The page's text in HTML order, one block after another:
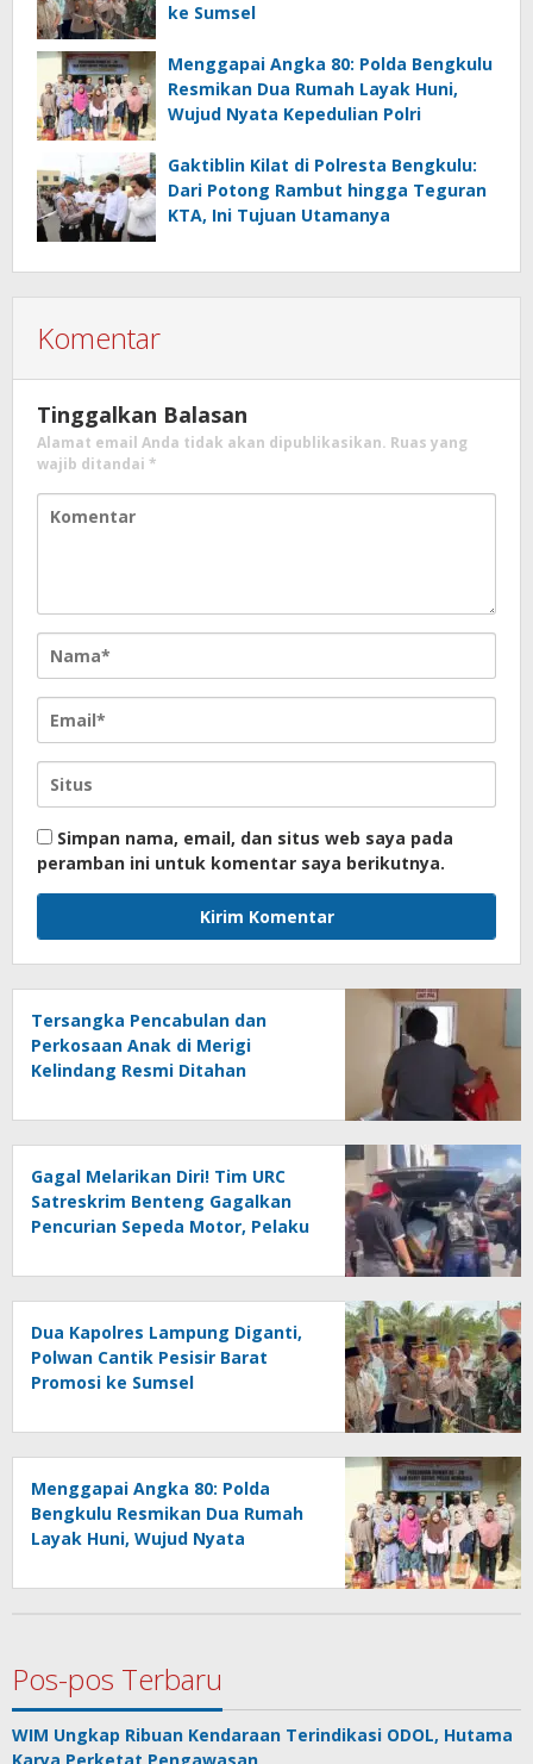
ke Sumsel
Menggapai Angka 80: Polda Bengkulu
Resmikan Dua Rumah Layak Huni,
Wujud Nyata Kepedulian Polri
Gaktiblin Kilat di Polresta Bengkulu:
Dari Potong Rambut hingga Teguran
KTA, Ini Tujuan Utamanya
Komentar
Tinggalkan Balasan
Alamat email Anda tidak akan dipublikasikan. Ruas yang
wajib ditandai *
Simpan nama, email, dan situs web saya pada
peramban ini untuk komentar saya berikutnya.
Tersangka Pencabulan dan
Perkosaan Anak di Merigi
Kelindang Resmi Ditahan
Gagal Melarikan Diri! Tim URC
Satreskrim Benteng Gagalkan
Pencurian Sepeda Motor, Pelaku
Dua Kapolres Lampung Diganti,
Polwan Cantik Pesisir Barat
Promosi ke Sumsel
Menggapai Angka 80: Polda
Bengkulu Resmikan Dua Rumah
Layak Huni, Wujud Nyata
Pos-pos Terbaru
WIM Ungkap Ribuan Kendaraan Terindikasi ODOL, Hutama